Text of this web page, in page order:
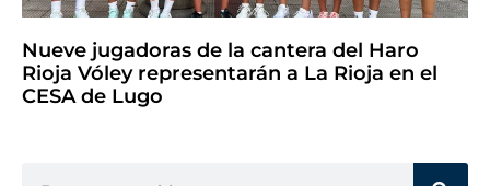
Nueve jugadoras de la cantera del Haro
Rioja Vóley representarán a La Rioja en el
CESA de Lugo